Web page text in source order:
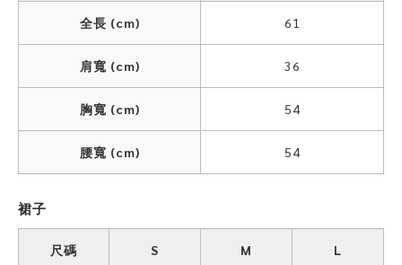
全長 (cm) 61
肩寬 (cm) 36
胸寬 (cm) 54
腰寬 (cm) 54
裙子
尺碼 S M L